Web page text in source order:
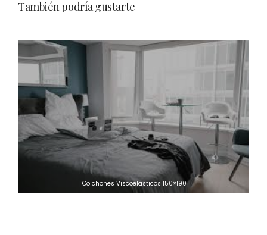
También podría gustarte
Tiempo de recuperacion para colchones enrollados
Colchones Viscoelasticos 150×190